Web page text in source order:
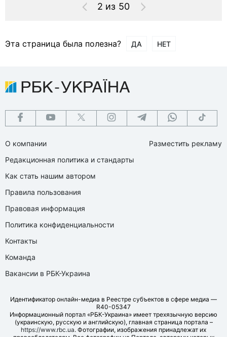
2 из 50
Эта страница была полезна? ДА НЕТ
О компании
Редакционная политика и стандарты
Как стать нашим автором
Правила пользования
Правовая информация
Политика конфиденциальности
Контакты
Команда
Вакансии в РБК-Украина
Разместить рекламу
Идентификатор онлайн-медиа в Реестре субъектов в сфере медиа —
R40-05347
Информационный портал «РБК-Украина» имеет трехязычную версию
(украинскую, русскую и английскую), главная страница портала –
https://www.rbc.ua. Фотографии, изображения принадлежат их